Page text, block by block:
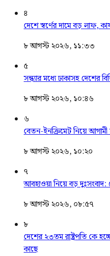
৪
দেশে স্বর্ণের দামে বড়
৮ আগস্ট ২০২৬, ১১:৩৩
৫
সন্ধ্যার মধ্যে ঢাকাসহ দেশের
৮ আগস্ট ২০২৬, ১০:৪৬
৬
বেতন-ইনক্রিমেট নিয়ে
৮ আগস্ট ২০২৬, ১০:২০
৭
আবহাওয়া নিয়ে বড়
৮ আগস্ট ২০২৬, ০৮:৫৭
৮
দেশের ২৩তম রাষ্ট্রপতি কে
কাছে